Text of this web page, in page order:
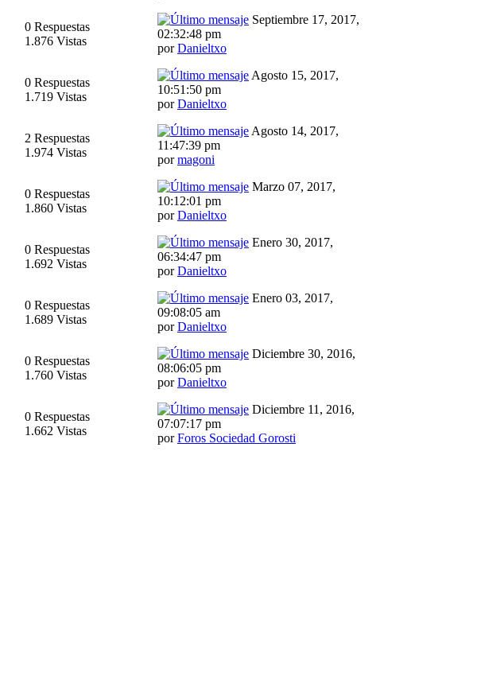
0 Respuestas
1.876 Vistas
Septiembre 17, 2017,
02:32:48 pm
porDanieltxo
0 Respuestas
1.719 Vistas
Agosto 15, 2017,
10:51:50 pm
porDanieltxo
2 Respuestas
1.974 Vistas
Agosto 14, 2017,
11:47:39 pm
pormagoni
0 Respuestas
1.860 Vistas
Marzo 07, 2017,
10:12:01 pm
porDanieltxo
0 Respuestas
1.692 Vistas
Enero 30, 2017,
06:34:47 pm
porDanieltxo
0 Respuestas
1.689 Vistas
Enero 03, 2017,
09:08:05 am
porDanieltxo
0 Respuestas
1.760 Vistas
Diciembre 30, 2016,
08:06:05 pm
porDanieltxo
0 Respuestas
1.662 Vistas
Diciembre 11, 2016,
07:07:17 pm
porForos Sociedad Gorosti